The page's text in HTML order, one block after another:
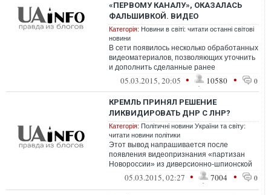
«ПЕРВОМУ КАНАЛУ», ОКАЗАЛАСЬ
ФАЛЬШИВКОЙ. ВИДЕО
Категорія: Новини в світі: читати останні світові
новини
В сети появилось несколько обработанных
видеоматериалов, позволяющих уточнить
и дополнить сделанные ранее
наблюдения
05.03.2015, 20:05 • 10580 • 0
КРЕМЛЬ ПРИНЯЛ РЕШЕНИЕ
ЛИКВИДИРОВАТЬ ДНР С ЛНР?
Категорія: Політичні новини України та світу:
читати новини політики
Этот вывод напрашивается после
появления видеопризнания «партизан
Новороссии» из диверсионно-шпионской
разведгруппы «Русич», к...
05.03.2015, 02:27 • 7004 • 0